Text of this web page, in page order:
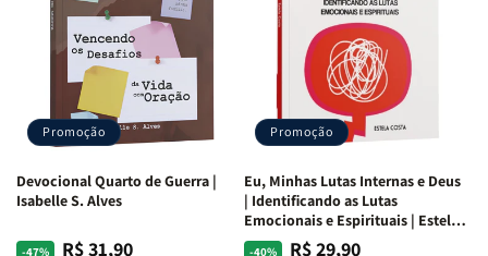
Promoção
Devocional Quarto de Guerra |
Isabelle S. Alves
-47% R$ 31,90
Promoção
Eu, Minhas Lutas Internas e Deus
| Identificando as Lutas
Emocionais e Espirituais | Estela
Costa
-40% R$ 29,90